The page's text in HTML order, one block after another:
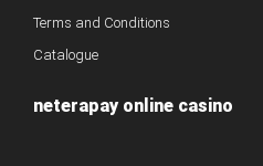
Terms and Conditions
Catalogue
neterapay online casino